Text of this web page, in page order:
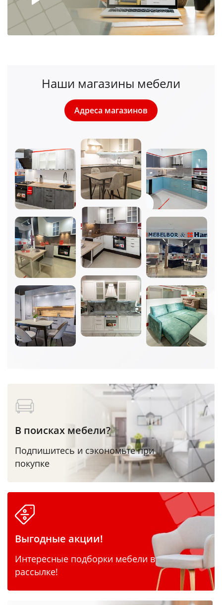
Наши магазины мебели
Адреса магазинов
В поисках мебели?
Подпишитесь и сэкономьте при
покупке
Выгодные акции!
Интересные подборки мебели в
рассылке!